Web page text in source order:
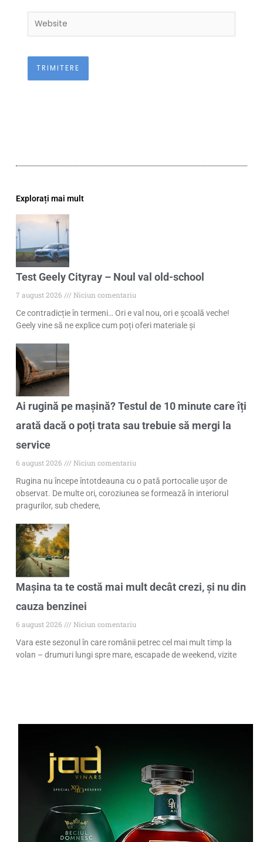
Website
Explorați mai mult
Test Geely Cityray – Noul val old-school
7 august 2026
Niciun comentariu
Ce contradicție în termeni… Ori e val nou, ori e școală veche!
Geely vine să ne explice cum poți oferi materiale și
Ai rugină pe mașină? Testul de 10 minute care îți
arată dacă o poți trata sau trebuie să mergi la
service
6 august 2026
Niciun comentariu
Rugina nu începe întotdeauna cu o pată portocalie ușor de
observat. De multe ori, coroziunea se formează în interiorul
pragurilor, sub chedere,
Mașina ta te costă mai mult decât crezi, și nu din
cauza benzinei
6 august 2026
Niciun comentariu
Vara este sezonul în care românii petrec cel mai mult timp la
volan – drumuri lungi spre mare, escapade de weekend, vizite